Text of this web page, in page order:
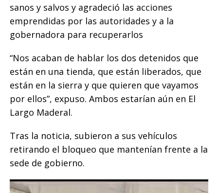
sanos y salvos y agradeció las acciones
emprendidas por las autoridades y a la
gobernadora para recuperarlos
“Nos acaban de hablar los dos detenidos que
están en una tienda, que están liberados, que
están en la sierra y que quieren que vayamos
por ellos”, expuso. Ambos estarían aún en El
Largo Maderal.
Tras la noticia, subieron a sus vehículos
retirando el bloqueo que mantenían frente a la
sede de gobierno.
Reproductor